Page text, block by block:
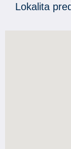
Lokalita